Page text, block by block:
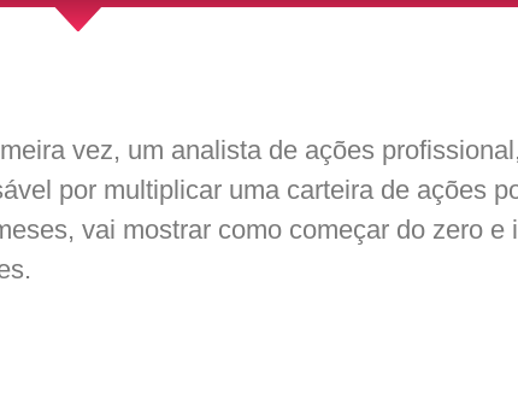
vez, um analista de ações profissional,
por multiplicar uma carteira de ações
vai mostrar como começar do zero e